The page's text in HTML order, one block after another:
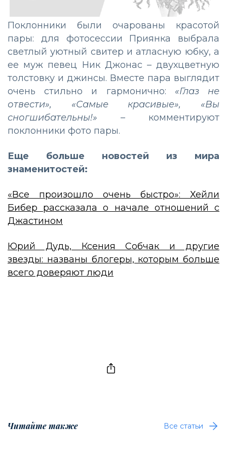
Поклонники были очарованы красотой
пары: для фотосессии Приянка выбрала
светлый уютный свитер и атласную юбку, а
ее муж певец Ник Джонас –двухцветную
толстовку и джинсы. Вместе пара выглядит
очень стильно и гармонично: «Глаз не
отвести», «Самые красивые», «Вы
сногшибательны!»
– комментируют
поклонники фото пары.
Еще больше новостей из мира
знаменитостей:
«Все произошло очень быстро»: Хейли
Бибер рассказала о начале отношений с
Джастином
Юрий Дудь, Ксения Собчак и другие
звезды: названы блогеры, которым больше
всего доверяют люди
Читайте также Все статьи